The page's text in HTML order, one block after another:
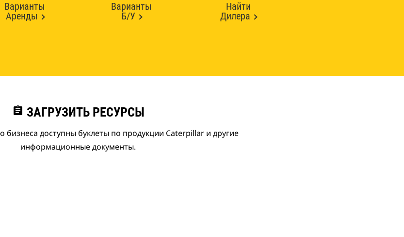
Варианты
Аренды
Варианты
Б/У
Найти
Дилера
assignment ЗАГРУЗИТЬ РЕСУРСЫ
бизнеса доступны буклеты по продукции Caterpillar и другие
информационные документы.